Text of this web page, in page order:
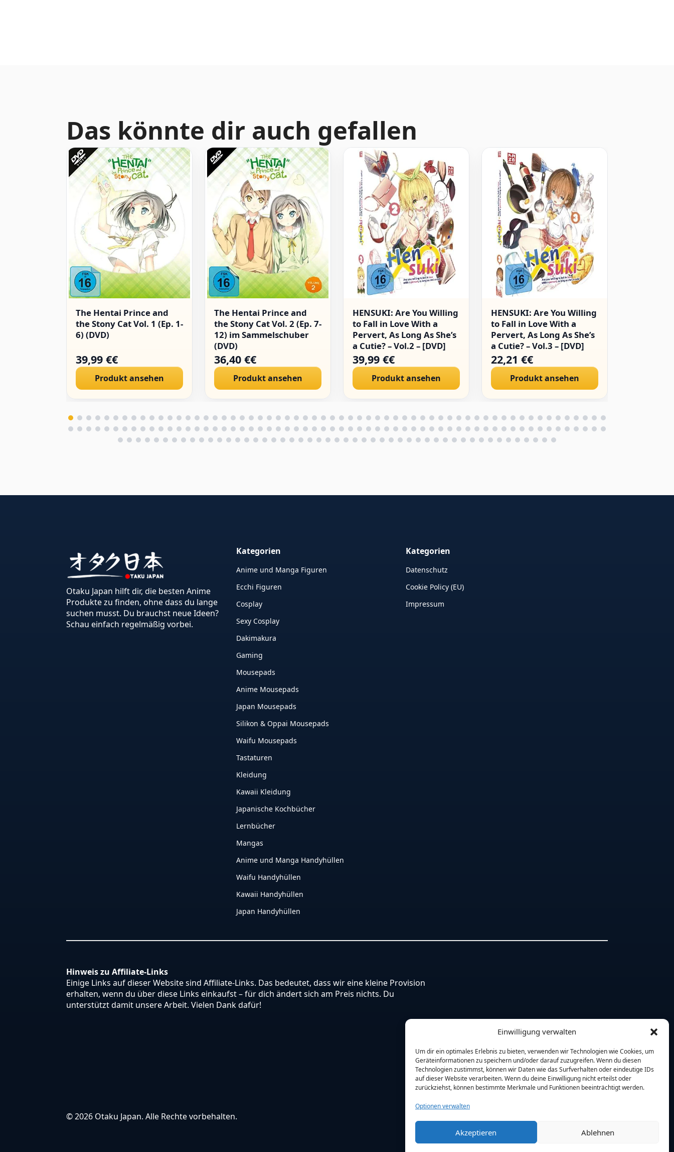
Einwilligung verwalten
Um dir ein optimales Erlebnis zu bieten, verwenden wir Technologien wie Cookies, um
Geräteinformationen zu speichern und/oder darauf zuzugreifen. Wenn du diesen
Technologien zustimmst, können wir Daten wie das Surfverhalten oder eindeutige IDs
auf dieser Website verarbeiten. Wenn du deine Einwilligung nicht erteilst oder
zurückziehst, können bestimmte Merkmale und Funktionen beeinträchtigt werden.
Optionen verwalten
Akzeptieren Ablehnen
Das könnte dir auch gefallen
The Hentai Prince and
the Stony Cat Vol. 1 (Ep. 1-
6) (DVD)
39,99 €€
Produkt ansehen
The Hentai Prince and
the Stony Cat Vol. 2 (Ep. 7-
12) im Sammelschuber
(DVD)
36,40 €€
Produkt ansehen
HENSUKI: Are You Willing
to Fall in Love With a
Pervert, As Long As She’s
a Cutie? – Vol.2 – [DVD]
39,99 €€
Produkt ansehen
HENSUKI: Are You Willing
to Fall in Love With a
Pervert, As Long As She’s
a Cutie? – Vol.3 – [DVD]
22,21 €€
Produkt ansehen
Otaku Japan hilft dir, die besten Anime
Produkte zu finden, ohne dass du lange
suchen musst. Du brauchst neue Ideen?
Schau einfach regelmäßig vorbei.
Kategorien
Anime und Manga Figuren
Ecchi Figuren
Cosplay
Sexy Cosplay
Dakimakura
Gaming
Mousepads
Anime Mousepads
Japan Mousepads
Silikon & Oppai Mousepads
Waifu Mousepads
Tastaturen
Kleidung
Kawaii Kleidung
Japanische Kochbücher
Lernbücher
Mangas
Anime und Manga Handyhüllen
Waifu Handyhüllen
Kawaii Handyhüllen
Japan Handyhüllen
Kategorien
Datenschutz
Cookie Policy (EU)
Impressum
Hinweis zu Affiliate-Links
Einige Links auf dieser Website sind Affiliate-Links. Das bedeutet, dass wir eine kleine Provision
erhalten, wenn du über diese Links einkaufst – für dich ändert sich am Preis nichts. Du
unterstützt damit unsere Arbeit. Vielen Dank dafür!
© 2026 Otaku Japan. Alle Rechte vorbehalten.